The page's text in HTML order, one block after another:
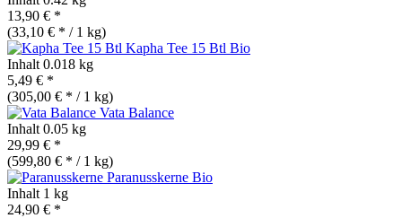
13,90 € *
(33,10 € * / 1 kg)
Kapha Tee 15 Btl Bio
Inhalt 0.018 kg
5,49 € *
(305,00 € * / 1 kg)
Vata Balance
Inhalt 0.05 kg
29,99 € *
(599,80 € * / 1 kg)
Paranusskerne Bio
Inhalt 1 kg
24,90 € *